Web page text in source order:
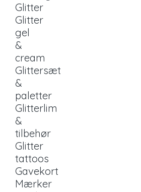
Glitter
Glitter
gel
&
cream
Glittersæt
&
paletter
Glitterlim
&
tilbehør
Glitter
tattoos
Gavekort
Mærker